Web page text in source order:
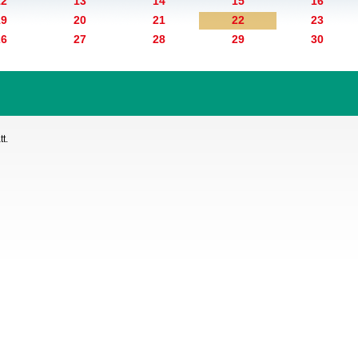
20 21 22
23
27 28 29 30